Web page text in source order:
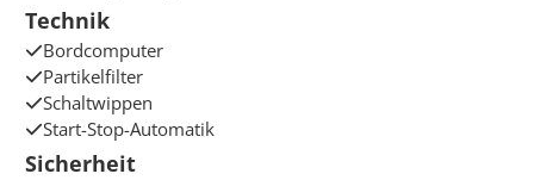
Technik
Bordcomputer
Partikelfilter
Schaltwippen
Start-Stop-Automatik
Sicherheit